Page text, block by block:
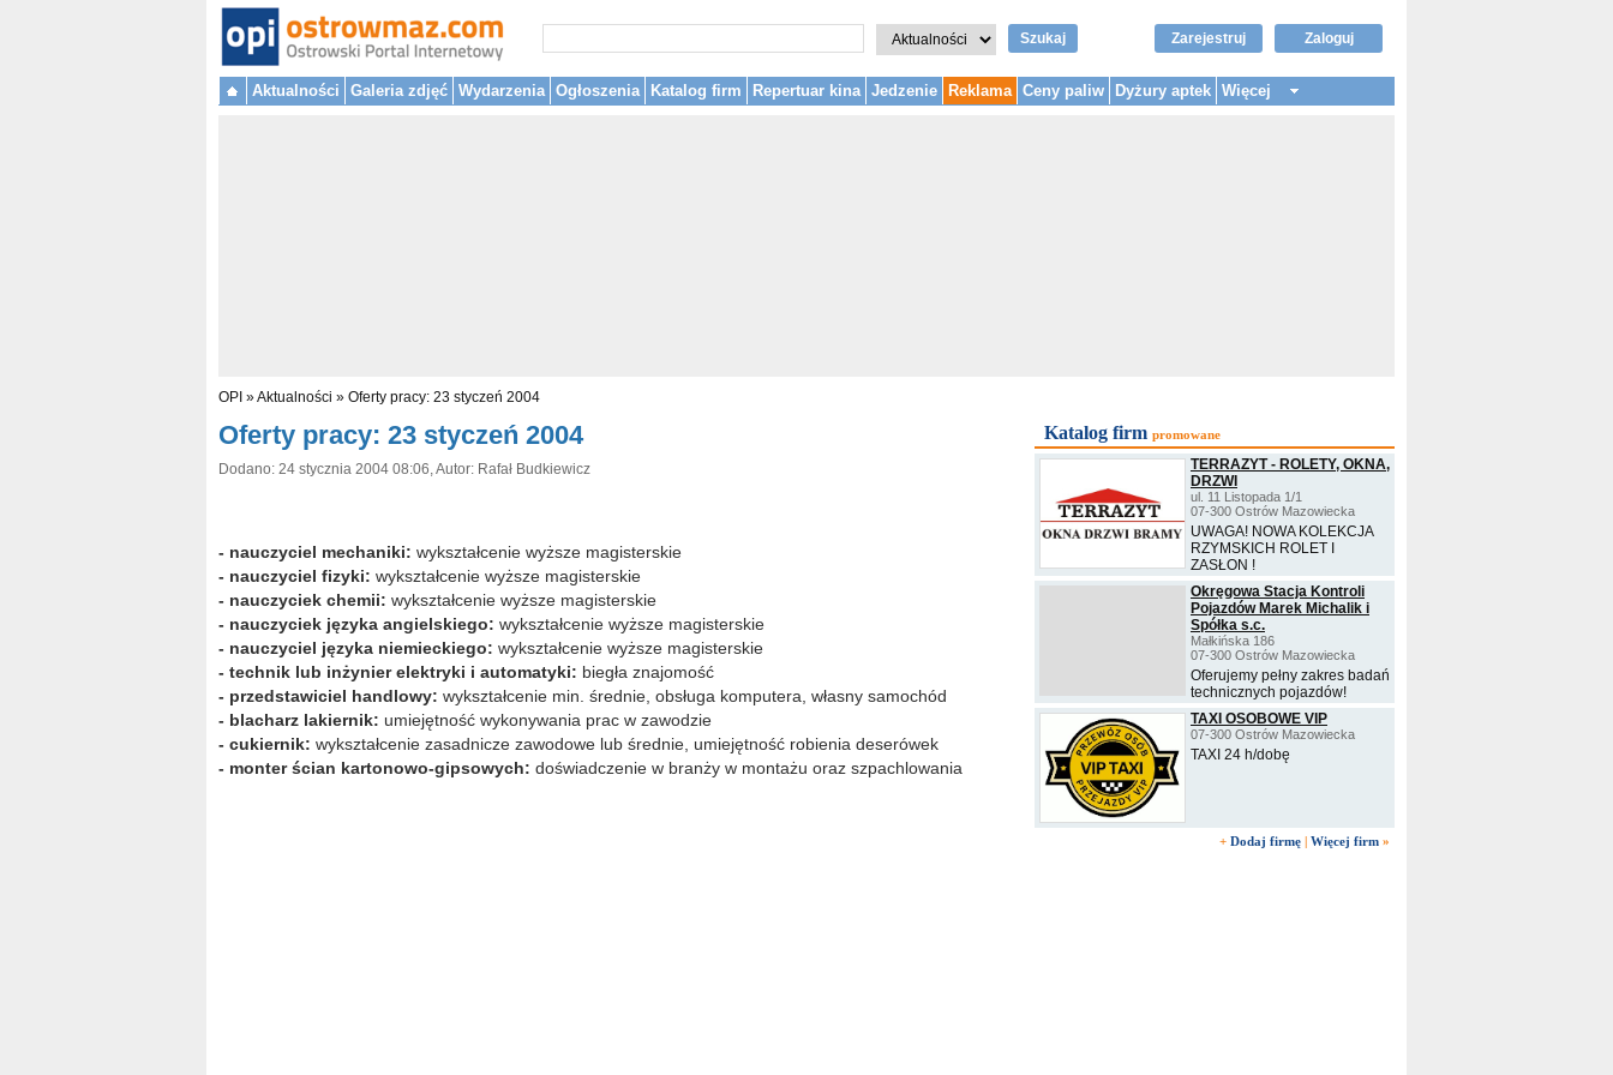
Szukaj Zaloguj
Zarejestruj
Aktualności Galeria zdjęć Wydarzenia Ogłoszenia Katalog firm Repertuar kina Jedzenie Reklama Ceny paliw Dyżury aptek Więcej
OPI »Aktualności » Oferty pracy: 23 styczeń 2004
Oferty pracy: 23 styczeń 2004
Dodano: 24 stycznia 2004 08:06, Autor: Rafał Budkiewicz
- nauczyciel mechaniki: wykształcenie wyższe magisterskie
- nauczyciel fizyki: wykształcenie wyższe magisterskie
- nauczyciek chemii: wykształcenie wyższe magisterskie
- nauczyciek języka angielskiego: wykształcenie wyższe magisterskie
- nauczyciel języka niemieckiego: wykształcenie wyższe magisterskie
- technik lub inżynier elektryki i automatyki: biegła znajomość
- przedstawiciel handlowy: wykształcenie min. średnie, obsługa komputera, własny samochód
- blacharz lakiernik: umiejętność wykonywania prac w zawodzie
- cukiernik: wykształcenie zasadnicze zawodowe lub średnie, umiejętność robienia deserówek
- monter ścian kartonowo-gipsowych: doświadczenie w branży w montażu oraz szpachlowania
Katalog firm promowane
TERRAZYT - ROLETY, OKNA,
DRZWI
ul. 11 Listopada 1/1
07-300 Ostrów Mazowiecka
UWAGA! NOWA KOLEKCJA
RZYMSKICH ROLET I
ZASŁON !
Okręgowa Stacja Kontroli
Pojazdów Marek Michalik i
Spółka s.c.
Małkińska 186
07-300 Ostrów Mazowiecka
Oferujemy pełny zakres badań
technicznych pojazdów!
TAXI OSOBOWE VIP
07-300 Ostrów Mazowiecka
TAXI 24 h/dobę
+ Dodaj firmę | Więcej firm »